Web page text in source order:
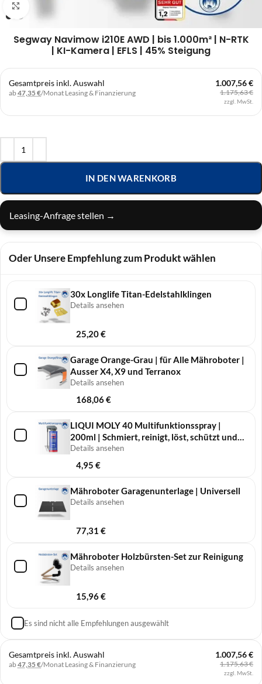
Segway Navimow i210E AWD | bis 1.000m² | N-RTK
| KI-Kamera | EFLS | 45% Steigung
Gesamtpreis inkl. Auswahl
ab47,35 €/Monat Leasing & Finanzierung
1.007,56 €
1.175,63 €
zzgl. MwSt.
IN DEN WARENKORB
Leasing-Anfrage stellen →
Oder Unsere Empfehlung zum Produkt wählen
30x Longlife Titan-Edelstahlklingen
Details ansehen
25,20€
Garage Orange-Grau | für Alle Mähroboter |
Ausser X4, X9 und Terranox
Details ansehen
168,06€
LIQUI MOLY 40 Multifunktionsspray |
200ml | Schmiert, reinigt, löst, schützt und
pflegt
Details ansehen
4,95 €
Mähroboter Garagenunterlage | Universell
Details ansehen
77,31 €
Mähroboter Holzbürsten-Set zur Reinigung
Details ansehen
15,96€
Es sind nicht alle Empfehlungen ausgewählt
Gesamtpreis inkl. Auswahl
ab47,35 €/Monat Leasing & Finanzierung
1.007,56 €
1.175,63 €
zzgl. MwSt.